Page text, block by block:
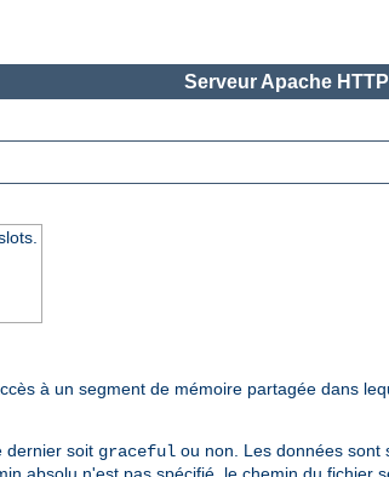
Serveur Apache
à un segment de mémoire partagée dans
dernier soit graceful ou non. Les données sont